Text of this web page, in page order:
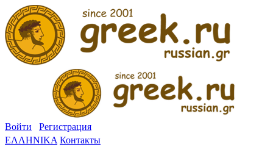
Войти
Регистрация
ΕΛΛΗΝΙΚΑ Контакты